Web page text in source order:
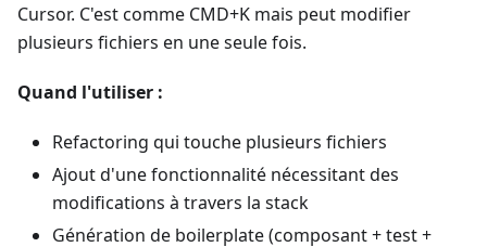
Cursor. C'est comme CMD+K mais peut modifier
plusieurs fichiers en une seule fois.
Quand l'utiliser :
Refactoring qui touche plusieurs fichiers
Ajout d'une fonctionnalité nécessitant des
modifications à travers la stack
Génération de boilerplate (composant + test +